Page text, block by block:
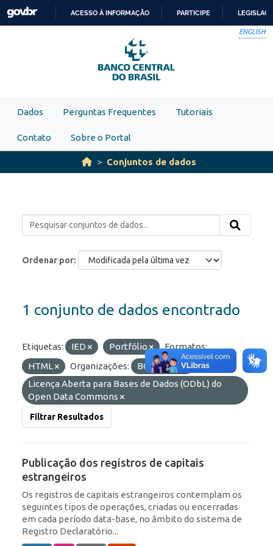
Skip to main content
PARA
O
CONTEÚDO
ACESSO À INFORMAÇÃO PARTICIPE
ENGLISH
Dados Perguntas Frequentes Tutoriais
Contato Sobre o Portal
Conjuntos de dados
Ordenar por
1 conjunto de dados encontrado
Etiquetas: IED Portfólio
Formatos:
HTML
Organizações: BCB/Dstat
Licenças:
Licença Aberta para Bases de Dados (ODbL) do
Open Data Commons
Filtrar Resultados
Publicação dos registros de capitais
estrangeiros
Os registros de capitais estrangeiros contemplam os
seguintes tipos de operações, criadas ou encerradas
em cada período data-base, no âmbito do sistema de
Registro Declaratório...